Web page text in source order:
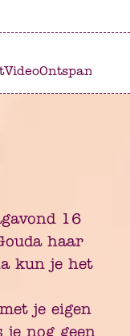
VideoOntspannen
16
haar
kun je het
je eigen